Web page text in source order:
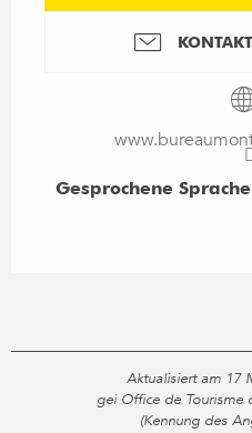
Gesprochene
Gesprochene
Aktualisiert am 17
gei Office de Tourisme
(Kennung des